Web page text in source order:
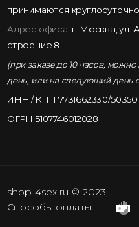
принимаются
Адрес офиса: г. Москва, ул.
строение 8
(при заказе до 10 часов,
день, или на следующий день
ИНН / КПП 7731662330/
ОГРН 5107746012028
shop-4sex.ru © 2023
Способы оплаты: